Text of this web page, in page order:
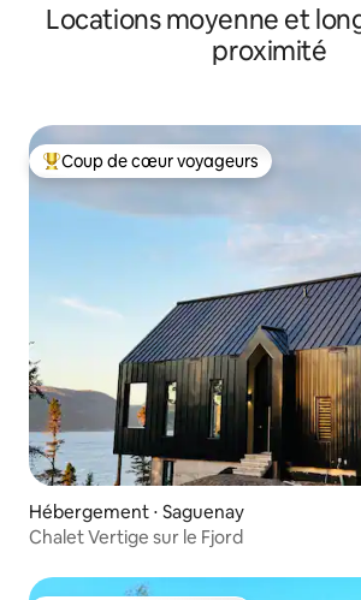
Locations moyenne et
proximité
Coups de cœur voyageurs les plus
Coup de cœur voyageurs
Hébergement ⋅ Saguenay
Chalet Vertige sur le Fjord